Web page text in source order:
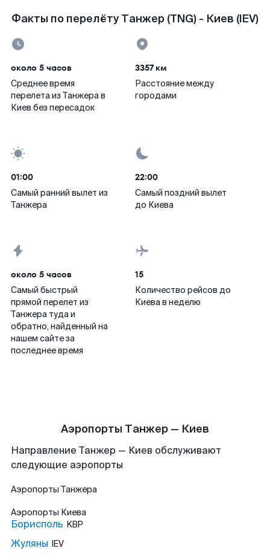
Факты по перелёту Танжер (TNG) - Киев (IEV)
около 5 часов
Среднее время
перелета из Танжера в
Киев без пересадок
3357 км
Расстояние между
городами
01:00
Самый ранний вылет из
Танжера
22:00
Самый поздний вылет
до Киева
около 5 часов
Самый быстрый
прямой перелет из
Танжера туда и
обратно, найденный на
нашем сайте за
последнее время
15
Количество рейсов до
Киева в неделю
Аэропорты Танжер — Киев
Направление Танжер — Киев обслуживают
следующие аэропорты
Аэропорты Танжера
Аэропорты Киева
Борисполь KBP
Жуляны IEV